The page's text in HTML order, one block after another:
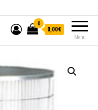
Menu
0
0,00€